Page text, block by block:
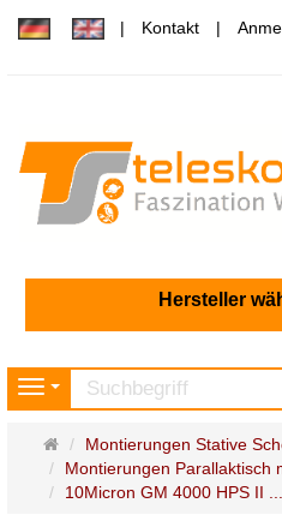
Kontakt
Hersteller
Navigation
Startseite
Montierungen Stative
Montierungen Parallaktisch
10Micron GM 4000 HPS II ...